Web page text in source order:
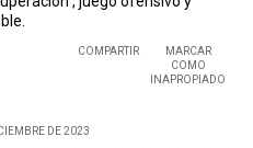
COMPARTIR
MARCAR
COMO
INAPROPIADO
DE 2023